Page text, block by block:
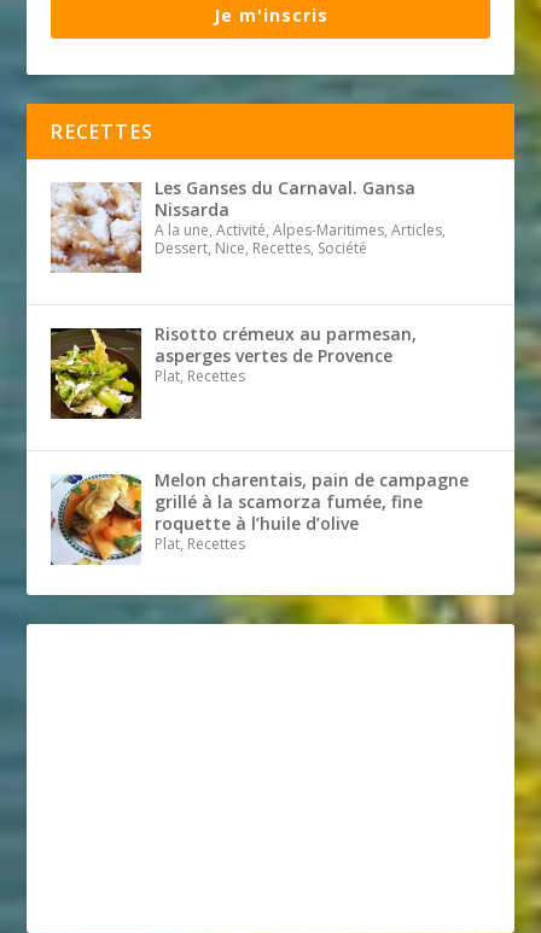
Je m'inscris
RECETTES
Les Ganses du Carnaval. Gansa
Nissarda
A la une, Activité, Alpes-Maritimes, Articles,
Dessert, Nice, Recettes, Société
Risotto crémeux au parmesan,
asperges vertes de Provence
Plat, Recettes
Melon charentais, pain de campagne
grillé à la scamorza fumée, fine
roquette à l’huile d’olive
Plat, Recettes